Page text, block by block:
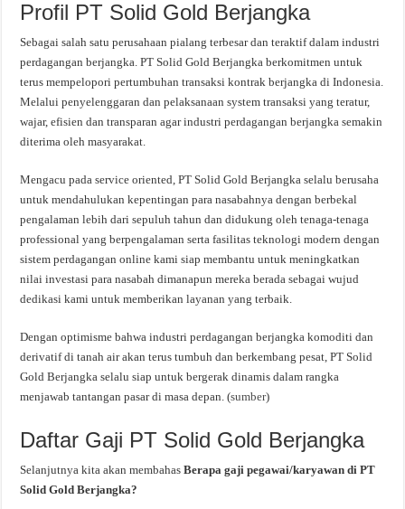
Profil PT Solid Gold Berjangka
Sebagai salah satu perusahaan pialang terbesar dan teraktif dalam industri
perdagangan berjangka. PT Solid Gold Berjangka berkomitmen untuk
terus mempelopori pertumbuhan transaksi kontrak berjangka di Indonesia.
Melalui penyelenggaran dan pelaksanaan system transaksi yang teratur,
wajar, efisien dan transparan agar industri perdagangan berjangka semakin
diterima oleh masyarakat.
Mengacu pada service oriented, PT Solid Gold Berjangka selalu berusaha
untuk mendahulukan kepentingan para nasabahnya dengan berbekal
pengalaman lebih dari sepuluh tahun dan didukung oleh tenaga-tenaga
professional yang berpengalaman serta fasilitas teknologi modern dengan
sistem perdagangan online kami siap membantu untuk meningkatkan
nilai investasi para nasabah dimanapun mereka berada sebagai wujud
dedikasi kami untuk memberikan layanan yang terbaik.
Dengan optimisme bahwa industri perdagangan berjangka komoditi dan
derivatif di tanah air akan terus tumbuh dan berkembang pesat, PT Solid
Gold Berjangka selalu siap untuk bergerak dinamis dalam rangka
menjawab tantangan pasar di masa depan. (sumber)
Daftar Gaji PT Solid Gold Berjangka
Selanjutnya kita akan membahasBerapa gaji pegawai/karyawan di PT
Solid Gold Berjangka?